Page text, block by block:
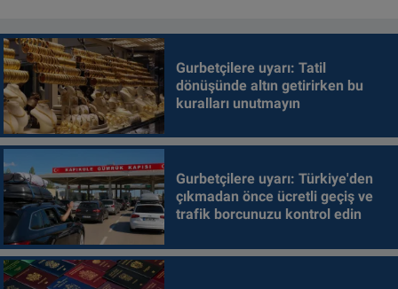
Gurbetçilere uyarı: Tatil
dönüşünde altın getirirken bu
kuralları unutmayın
Gurbetçilere uyarı: Türkiye'den
çıkmadan önce ücretli geçiş ve
trafik borcunuzu kontrol edin